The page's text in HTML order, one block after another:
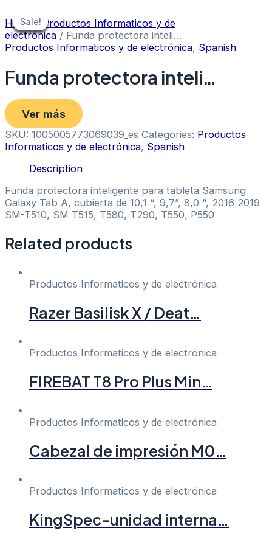
to
content
Sale!
Home/ Productos Informaticos y de
electrónica / Funda protectora inteli…
Productos Informaticos y de electrónica, Spanish
Funda protectora inteli…
Ver más
SKU: 1005005773069039_es Categories: Productos
Informaticos y de electrónica, Spanish
Description
Funda protectora inteligente para tableta Samsung
Galaxy Tab A, cubierta de 10,1 “, 9,7”, 8,0 “, 2016 2019
SM-T510, SM T515, T580, T290, T550, P550
Related products
Sale!
Sale!
Productos Informaticos y de electrónica
Razer Basilisk X / Deat…
Sale!
Sale!
Productos Informaticos y de electrónica
FIREBAT T8 Pro Plus Min…
Productos Informaticos y de electrónica
Cabezal de impresión M0…
Sale!
Sale!
Productos Informaticos y de electrónica
KingSpec-unidad interna…